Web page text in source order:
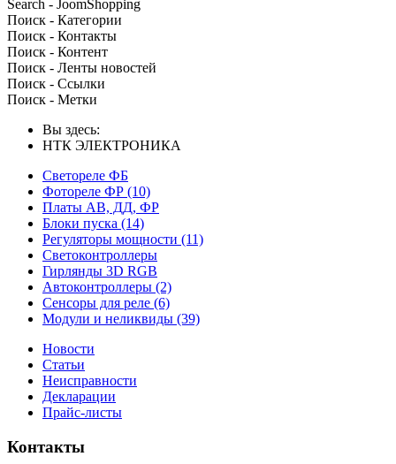
Search - JoomShopping
Поиск - Категории
Поиск - Контакты
Поиск - Контент
Поиск - Ленты новостей
Поиск - Ссылки
Поиск - Метки
Вы здесь:
НТК ЭЛЕКТРОНИКА
Светореле ФБ
Фотореле ФР (10)
Платы АВ, ДД, ФР
Блоки пуска (14)
Регуляторы мощности (11)
Светоконтроллеры
Гирлянды 3D RGB
Автоконтроллеры (2)
Сенсоры для реле (6)
Модули и неликвиды (39)
Новости
Статьи
Неисправности
Декларации
Прайс-листы
Контакты